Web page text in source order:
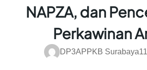
NAPZA, dan
Perkawinan
DP3APPKB Surabaya